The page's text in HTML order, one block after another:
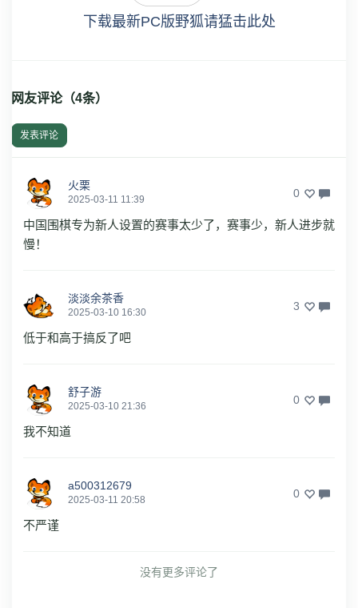
下载最新PC版野狐请猛击此处
网友评论（4条）
发表评论
火栗
2025-03-11 11:39 0
中国围棋专为新人设置的赛事太少了，赛事少，新人进步就
慢！
淡淡余茶香
2025-03-10 16:30 3
低于和高于搞反了吧
舒子游
2025-03-10 21:36 0
我不知道
a500312679
2025-03-11 20:58 0
不严谨
没有更多评论了